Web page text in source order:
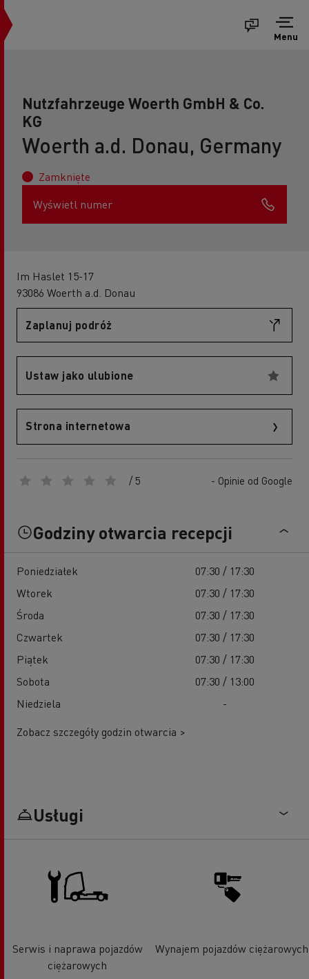
Menu
Nutzfahrzeuge Woerth GmbH & Co.
KG
Woerth a.d. Donau, Germany
Zamknięte
Wyświetl numer
Im Haslet 15-17
93086 Woerth a.d. Donau
Zaplanuj podróż
Ustaw jako ulubione
Strona internetowa
/ 5 - Opinie od Google
Godziny otwarcia recepcji
Poniedziałek
07:30 / 17:30
Wtorek
07:30 / 17:30
Środa
07:30 / 17:30
Czwartek
07:30 / 17:30
Piątek
07:30 / 17:30
Sobota
07:30 / 13:00
Niedziela
-
Zobacz szczegóły godzin otwarcia >
Usługi
Serwis i naprawa pojazdów
ciężarowych
Wynajem pojazdów ciężarowych